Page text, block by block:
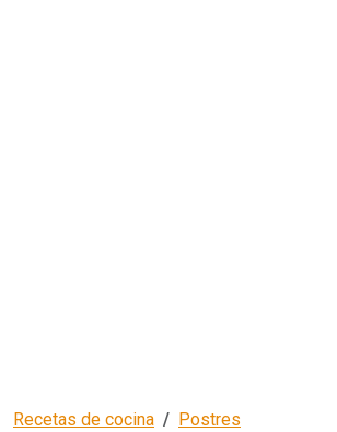
Recetas de cocina Postres